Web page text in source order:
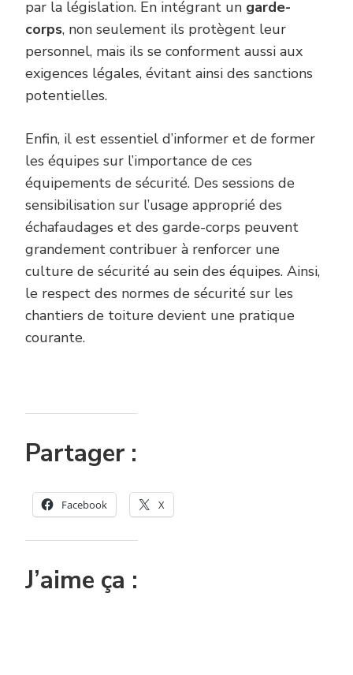
par la législation. En intégrant un garde-
corps, non seulement ils protègent leur
personnel, mais ils se conforment aussi aux
exigences légales, évitant ainsi des sanctions
potentielles.
Enfin, il est essentiel d’informer et de former
les équipes sur l’importance de ces
équipements de sécurité. Des sessions de
sensibilisation sur l’usage approprié des
échafaudages et des garde-corps peuvent
grandement contribuer à renforcer une
culture de sécurité au sein des équipes. Ainsi,
le respect des normes de sécurité sur les
chantiers de toiture devient une pratique
courante.
Partager :
Facebook X
J’aime ça :